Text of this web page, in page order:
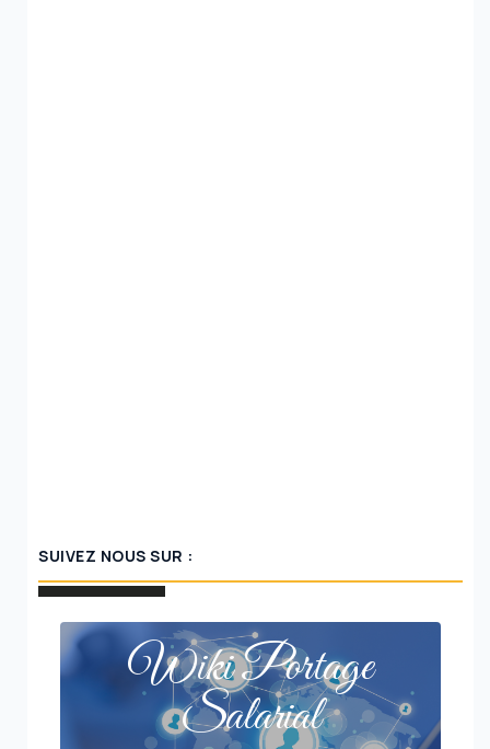
SUIVEZ NOUS SUR :
Wiki Portage
Salarial